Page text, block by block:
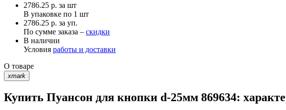
2786.25 р. за шт
В упаковке по 1 шт
2786.25 р. за уп.
По сумме заказа – скидки
В наличии
Условия работы и доставки
О товаре
xmark
Купить Пуансон для кнопки d-25мм 869634: